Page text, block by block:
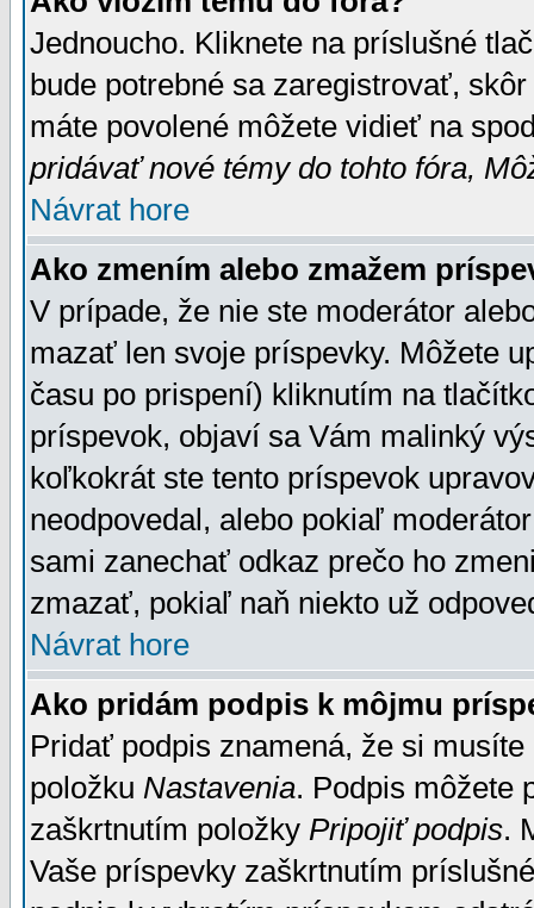
Jednoucho. Kliknete na príslušné
bude potrebné sa zaregistrovať,
máte povolené môžete vidieť na
pridávať nové témy do tohto fóra,
Návrat hore
Ako zmením alebo zmažem
V prípade, že nie ste moderátor
mazať len svoje príspevky. Môžete
času po prispení) kliknutím na
príspevok, objaví sa Vám malinký
koľkokrát ste tento príspevok
neodpovedal, alebo pokiaľ
sami zanechať odkaz prečo ho
zmazať, pokiaľ naň niekto už
Návrat hore
Ako pridám podpis k môjmu
Pridať podpis znamená, že si
položku Nastavenia. Podpis môžete
zaškrtnutím položky Pripojiť podpis.
Vaše príspevky zaškrtnutím